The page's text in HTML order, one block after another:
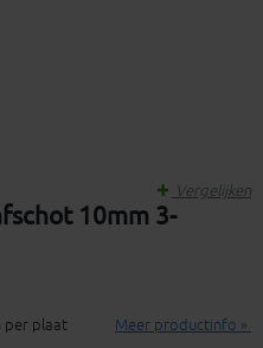
10mm 3-
Vergelijken
per plaat Meer productinfo »